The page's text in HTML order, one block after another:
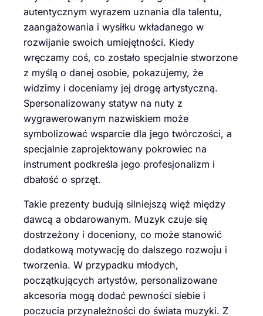
autentycznym wyrazem uznania dla talentu,
zaangażowania i wysiłku wkładanego w
rozwijanie swoich umiejętności. Kiedy
wręczamy coś, co zostało specjalnie stworzone
z myślą o danej osobie, pokazujemy, że
widzimy i doceniamy jej drogę artystyczną.
Spersonalizowany statyw na nuty z
wygrawerowanym nazwiskiem może
symbolizować wsparcie dla jego twórczości, a
specjalnie zaprojektowany pokrowiec na
instrument podkreśla jego profesjonalizm i
dbałość o sprzęt.
Takie prezenty budują silniejszą więź między
dawcą a obdarowanym. Muzyk czuje się
dostrzeżony i doceniony, co może stanowić
dodatkową motywację do dalszego rozwoju i
tworzenia. W przypadku młodych,
początkujących artystów, personalizowane
akcesoria mogą dodać pewności siebie i
poczucia przynależności do świata muzyki. Z